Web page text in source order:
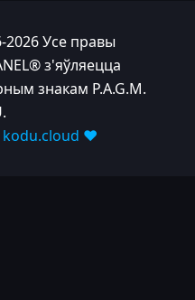
2026 Усе правы
з'яўляецца
знакам P.A.G.M.
kodu.cloud ❤️